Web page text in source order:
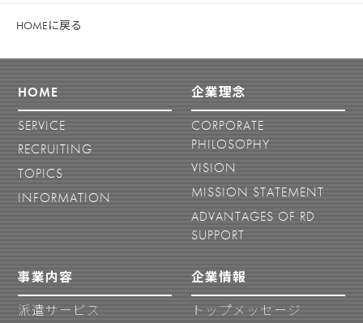
HOMEに戻る
HOME
SERVICE
RECRUITING
TOPICS
INFORMATION
企業理念
CORPORATE
PHILOSOPHY
VISION
MISSION STATEMENT
ADVANTAGES OF RD
SUPPORT
事業内容
派遣サービス
企業情報
トップメッセージ